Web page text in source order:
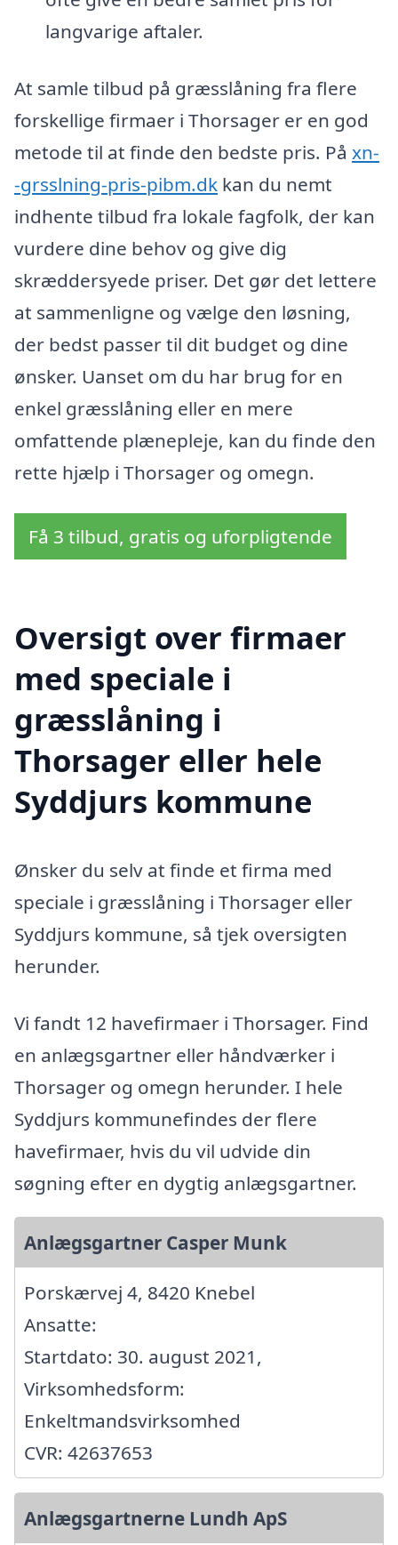
langvarige aftaler.
At samle tilbud på græsslåning fra flere
forskellige firmaer i Thorsager er en god
metode til at finde den bedste pris. På xn-
-grsslning-pris-pibm.dk kan du nemt
indhente tilbud fra lokale fagfolk, der kan
vurdere dine behov og give dig
skræddersyede priser. Det gør det lettere
at sammenligne og vælge den løsning,
der bedst passer til dit budget og dine
ønsker. Uanset om du har brug for en
enkel græsslåning eller en mere
omfattende plænepleje, kan du finde den
rette hjælp i Thorsager og omegn.
Få 3 tilbud, gratis og uforpligtende
Oversigt over firmaer
med speciale i
græsslåning i
Thorsager eller hele
Syddjurs kommune
Ønsker du selv at finde et firma med
speciale i græsslåning i Thorsager eller
Syddjurs kommune, så tjek oversigten
herunder.
Vi fandt 12 havefirmaer i Thorsager. Find
en anlægsgartner eller håndværker i
Thorsager og omegn herunder. I hele
Syddjurs kommunefindes der flere
havefirmaer, hvis du vil udvide din
søgning efter en dygtig anlægsgartner.
Anlægsgartner Casper Munk
Porskærvej 4, 8420 Knebel
Ansatte:
Startdato: 30. august 2021,
Virksomhedsform:
Enkeltmandsvirksomhed
CVR: 42637653
Anlægsgartnerne Lundh ApS